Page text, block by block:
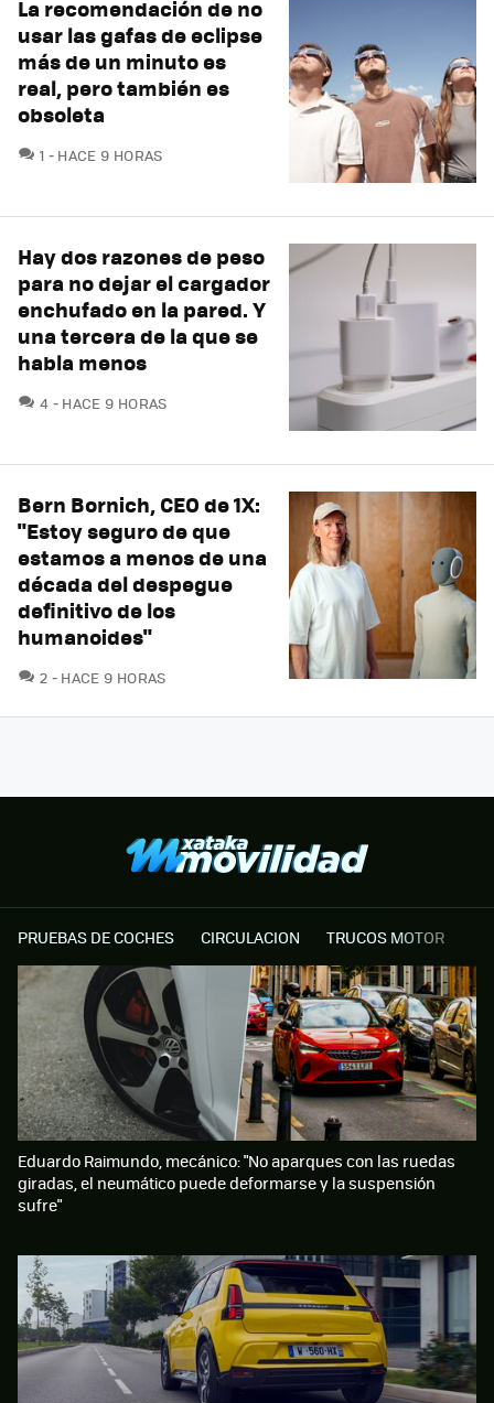
La recomendación de no
usar las gafas de eclipse
más de un minuto es
real, pero también es
obsoleta
1 COMENTARIOS
HACE 9 HORAS
Hay dos razones de peso
para no dejar el cargador
enchufado en la pared. Y
una tercera de la que se
habla menos
4 COMENTARIOS
HACE 9 HORAS
Bern Bornich, CEO de 1X:
"Estoy seguro de que
estamos a menos de una
década del despegue
definitivo de los
humanoides"
2 COMENTARIOS
HACE 9 HORAS
PRUEBAS DE COCHES CIRCULACION TRUCOS MOTOR
Eduardo Raimundo, mecánico: "No aparques con las ruedas
giradas, el neumático puede deformarse y la suspensión
sufre"